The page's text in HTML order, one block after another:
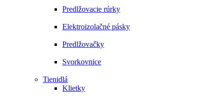
Predlžovacie rúrky
Elektroizolačné pásky
Predlžovačky
Svorkovnice
Tienidlá
Klietky